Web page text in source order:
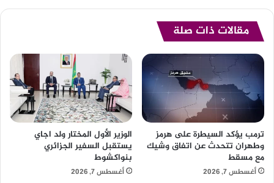
مقالات ذات صلة
ترمب يؤكد السيطرة على هرمز
وطهران تتحدث عن اتفاق وشيك
مع مسقط
أغسطس 7, 2026
الوزير الأول المختار ولد اجاي
يستقبل السفير الجزائري
بنواكشوط
أغسطس 7, 2026